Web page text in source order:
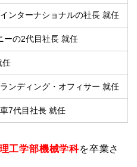
ンターナショナルの社長 就任
ーの2代目社長 就任
任
ンディング・オフィサー 就任
7代目社長 就任
工学部機械学科を卒業さ